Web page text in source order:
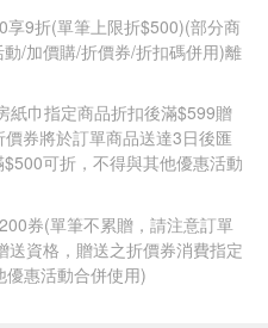
9折(單筆上限折$500)(部分商
/加價購/折價券/折扣碼併用)離
紙巾指定商品折扣後滿$599贈
券將於訂單商品送達3日後匯
可折，不得與其他優惠活動
券(單筆不累贈，請注意訂單
資格，贈送之折價券消費指定
惠活動合併使用)